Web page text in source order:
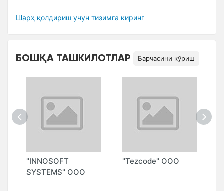
Шарҳ қолдириш учун тизимга киринг
БОШҚА ТАШКИЛОТЛАР Барчасини кўриш
"INNOSOFT
SYSTEMS" ООО
"Tezcode" ООО